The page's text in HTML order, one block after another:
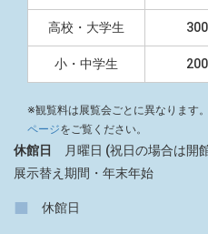
高校・大学生
小・中学生
※観覧料は展覧会ごとに異なります。
ページをご覧ください。
休館日
月曜日 (祝日の場合は開
展示替え期間・年末年始
■ 休館日